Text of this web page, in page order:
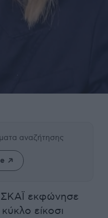
αναζήτησης
ΣΚΑΪ εκφώνησε
είκοσι